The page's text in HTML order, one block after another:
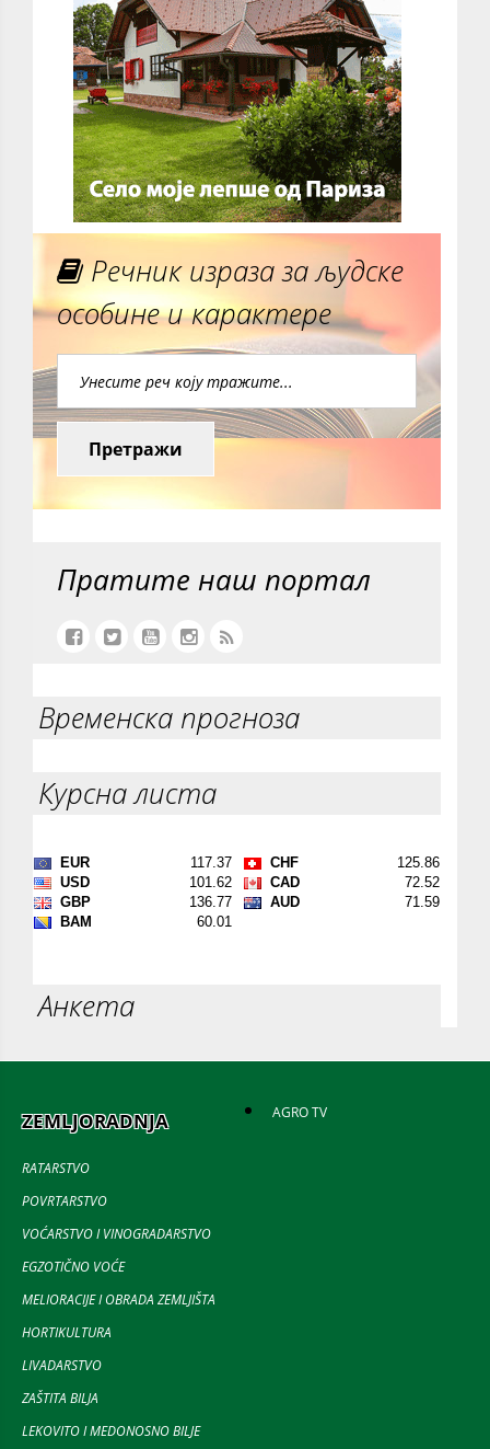
Речник израза за људске
особине и карактере
Претражи
Пратите наш портал
Временска прогноза
Курсна листа
Анкета
ZEMLJORADNJA
RATARSTVO
POVRTARSTVO
VOĆARSTVO I VINOGRADARSTVO
EGZOTIČNO VOĆE
MELIORACIJE I OBRADA ZEMLJIŠTA
HORTIKULTURA
LIVADARSTVO
ZAŠTITA BILJA
LEKOVITO I MEDONOSNO BILJE
AGRO TV